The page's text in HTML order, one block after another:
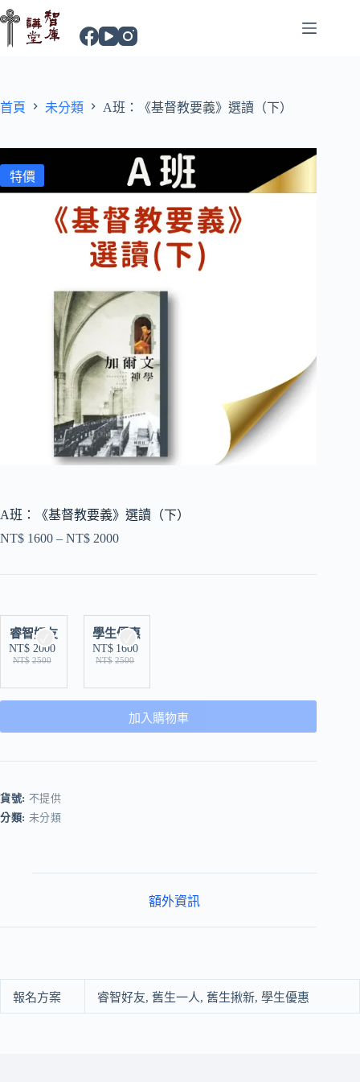
首頁 未分類 A班：《基督教要義》選讀（下）
特價
A班：《基督教要義》選讀（下）
NT$ 1600 – NT$ 2000
睿智好友
NT$ 2500
NT$ 2000
學生優惠
NT$ 2500
NT$ 1600
加入購物車
貨號: 不提供
分類: 未分類
額外資訊
報名方案 睿智好友, 舊生一人, 舊生揪新, 學生優惠